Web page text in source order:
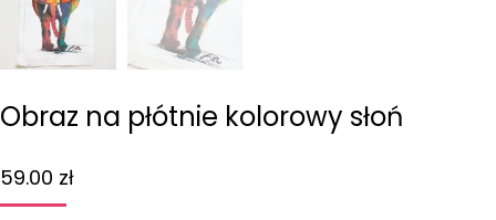
Obraz na płótnie kolorowy słoń
59.00 zł